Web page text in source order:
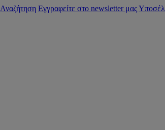
Αναζήτηση Εγγραφείτε στο newsletter μας